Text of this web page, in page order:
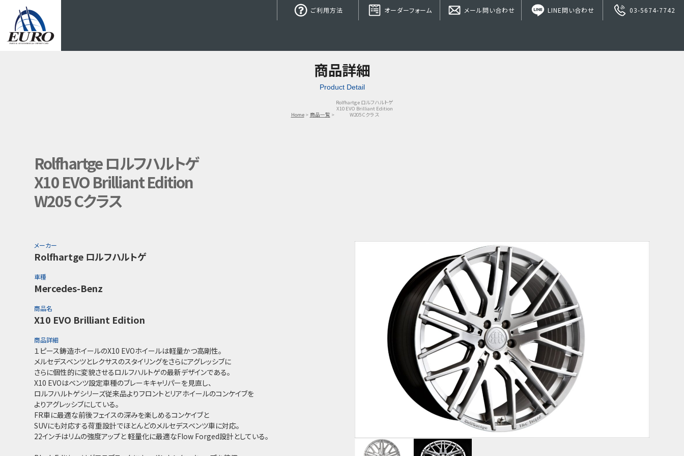
ご利用方法 オーダーフォーム メール問い合わせ LINE問い合わせ 03-5674-7742
商品詳細
Product Detail
Home 商品一覧
Rolfhartge ロルフハルトゲ
X10 EVO Brilliant Edition
W205 Cクラス
Rolfhartge ロルフハルトゲ
X10 EVO Brilliant Edition
W205 Cクラス
メーカー
Rolfhartge ロルフハルトゲ
車種
Mercedes-Benz
商品名
X10 EVO Brilliant Edition
商品詳細
１ピース鋳造ホイールのX10 EVOホイールは軽量かつ高剛性。
メルセデスベンツとレクサスのスタイリングをさらにアグレッシブに
さらに個性的に変貌させるロルフハルトゲの最新デザインである。
X10 EVOはベンツ設定車種のブレーキキャリパーを見直し、
ロルフハルトゲシリーズ従来品よりフロントとリアホイールのコンケイブを
よりアグレッシブにしている。
FR車に最適な前後フェイスの深みを楽しめるコンケイブと
SUVにも対応する荷重設計でほとんどのメルセデスベンツ車に対応。
22インチはリムの強度アップと 軽量化に最適なFlow Forged設計としている。